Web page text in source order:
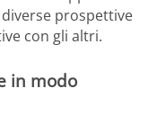
prospettive
con gli altri.
in modo